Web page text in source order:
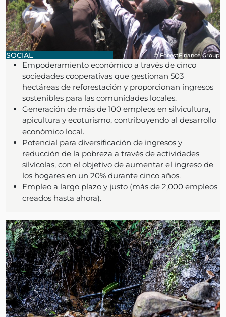
© ForestFinance Group
SOCIAL
Empoderamiento económico a través de cinco
sociedades cooperativas que gestionan 503
hectáreas de reforestación y proporcionan ingresos
sostenibles para las comunidades locales.
Generación de más de 100 empleos en silvicultura,
apicultura y ecoturismo, contribuyendo al desarrollo
económico local.
Potencial para diversificación de ingresos y
reducción de la pobreza a través de actividades
silvícolas, con el objetivo de aumentar el ingreso de
los hogares en un 20% durante cinco años.
Empleo a largo plazo y justo (más de 2,000 empleos
creados hasta ahora).